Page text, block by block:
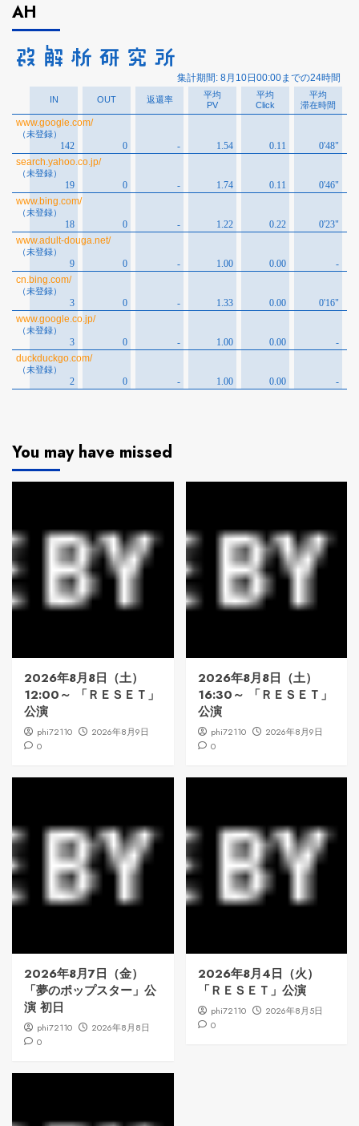
AH
You may have missed
2026年8月8日（土）
12:00～ 「ＲＥＳＥＴ」
公演
phi72110
2026年8月9日
0
2026年8月8日（土）
16:30～ 「ＲＥＳＥＴ」
公演
phi72110
2026年8月9日
0
2026年8月7日（金）
「夢のポップスター」公
演 初日
phi72110
2026年8月8日
0
2026年8月4日（火）
「ＲＥＳＥＴ」公演
phi72110
2026年8月5日
0